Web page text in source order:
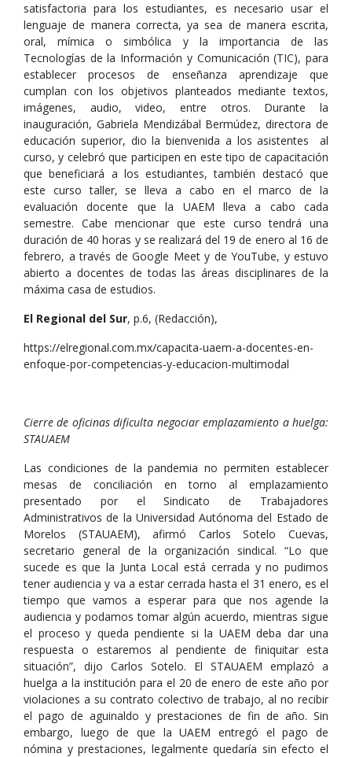
satisfactoria para los estudiantes, es necesario usar el
lenguaje de manera correcta, ya sea de manera escrita,
oral, mímica o simbólica y la importancia de las
Tecnologías de la Información y Comunicación (TIC), para
establecer procesos de enseñanza aprendizaje que
cumplan con los objetivos planteados mediante textos,
imágenes, audio, video, entre otros. Durante la
inauguración, Gabriela Mendizábal Bermúdez, directora de
educación superior, dio la bienvenida a los asistentes al
curso, y celebró que participen en este tipo de capacitación
que beneficiará a los estudiantes, también destacó que
este curso taller, se lleva a cabo en el marco de la
evaluación docente que la UAEM lleva a cabo cada
semestre. Cabe mencionar que este curso tendrá una
duración de 40 horas y se realizará del 19 de enero al 16 de
febrero, a través de Google Meet y de YouTube, y estuvo
abierto a docentes de todas las áreas disciplinares de la
máxima casa de estudios.
El Regional del Sur, p.6, (Redacción),
https://elregional.com.mx/capacita-uaem-a-docentes-en-
enfoque-por-competencias-y-educacion-multimodal
Cierre de oficinas dificulta negociar emplazamiento a huelga:
STAUAEM
Las condiciones de la pandemia no permiten establecer
mesas de conciliación en torno al emplazamiento
presentado por el Sindicato de Trabajadores
Administrativos de la Universidad Autónoma del Estado de
Morelos (STAUAEM), afirmó Carlos Sotelo Cuevas,
secretario general de la organización sindical. “Lo que
sucede es que la Junta Local está cerrada y no pudimos
tener audiencia y va a estar cerrada hasta el 31 enero, es el
tiempo que vamos a esperar para que nos agende la
audiencia y podamos tomar algún acuerdo, mientras sigue
el proceso y queda pendiente si la UAEM deba dar una
respuesta o estaremos al pendiente de finiquitar esta
situación”, dijo Carlos Sotelo. El STAUAEM emplazó a
huelga a la institución para el 20 de enero de este año por
violaciones a su contrato colectivo de trabajo, al no recibir
el pago de aguinaldo y prestaciones de fin de año. Sin
embargo, luego de que la UAEM entregó el pago de
nómina y prestaciones, legalmente quedaría sin efecto el